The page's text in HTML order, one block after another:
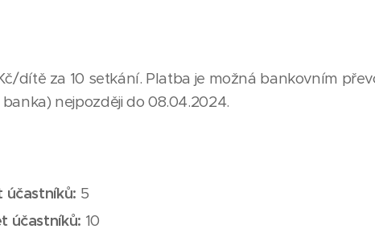
dítě za 10 setkání. Platba je možná bankovním
nejpozději do 08.04.2024.
účastníků: 5
účastníků: 10